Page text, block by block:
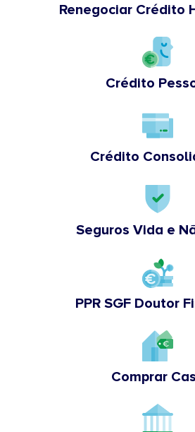
Renegociar Crédito
Crédito
Crédito
Seguros Vida e
PPR SGF Doutor
Comprar